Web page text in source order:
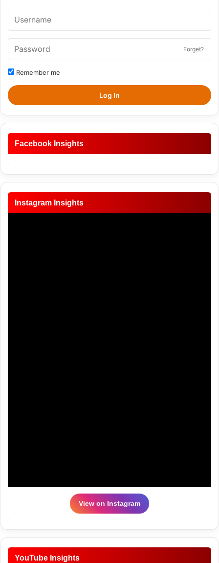
Forget?
Remember me
Log In
Facebook Insights
Instagram Insights
View on Instagram
YouTube Insights